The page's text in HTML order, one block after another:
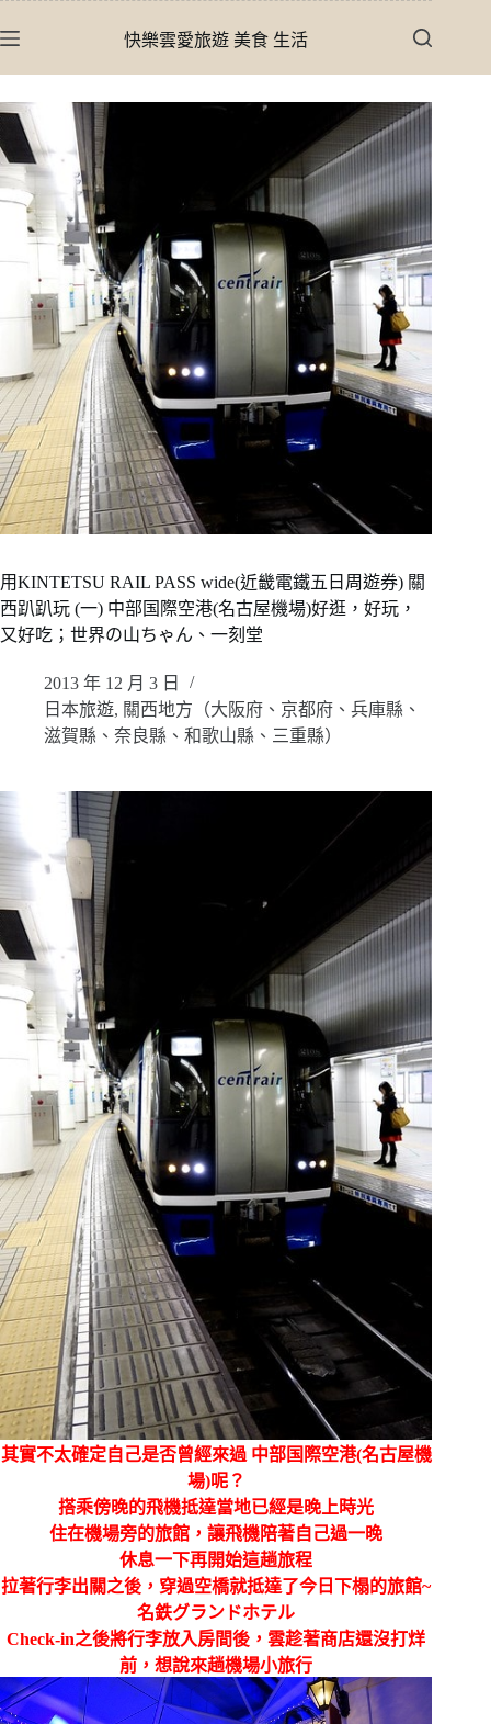
至
內
容
快樂雲愛旅遊 美食 生活
用KINTETSU RAIL PASS wide(近畿電鐵五日周遊券) 關
西趴趴玩 (一) 中部国際空港(名古屋機場)好逛，好玩，
又好吃；世界の山ちゃん、一刻堂
2013 年 12 月 3 日
日本旅遊, 關西地方（大阪府、京都府、兵庫縣、
滋賀縣、奈良縣、和歌山縣、三重縣）
其實不太確定自己是否曾經來過 中部国際空港(名古屋機
場)呢？
搭乘傍晚的飛機抵達當地已經是晚上時光
住在機場旁的旅館，讓飛機陪著自己過一晚
休息一下再開始這趟旅程
拉著行李出關之後，穿過空橋就抵達了今日下榻的旅館~
名鉄グランドホテル
Check-in之後將行李放入房間後，雲趁著商店還沒打烊
前，想說來趟機場小旅行